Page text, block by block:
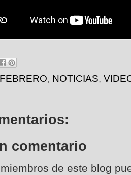
, NOTICIAS,
comentario
de este blog